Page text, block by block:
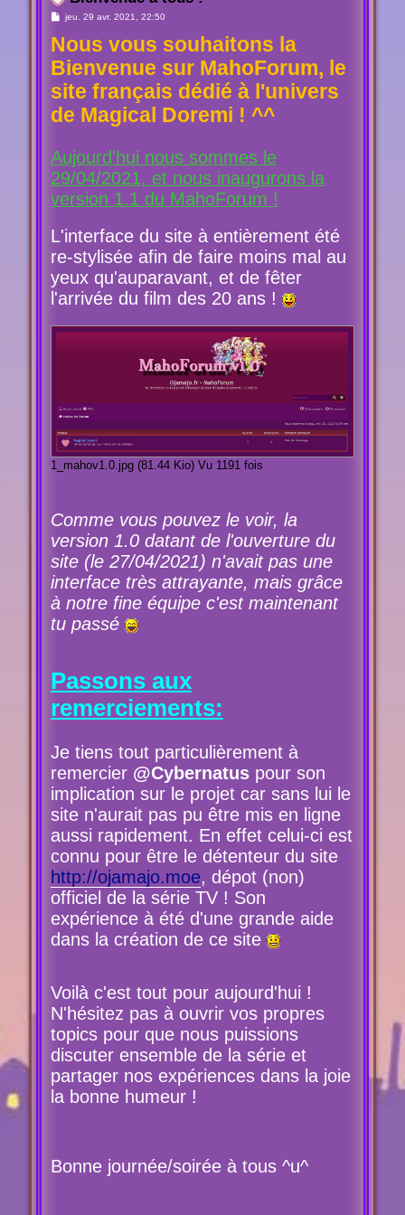
M
s
s
a
g
jeu. 29 avr. 2021, 22:50
Nous vous souhaitons la
Bienvenue sur MahoForum, le
site français dédié à l'univers
de Magical Doremi ! ^^
Aujourd'hui nous sommes le
29/04/2021, et nous inaugurons la
version 1.1 du MahoForum !
L'interface du site à entièrement été
re-stylisée afin de faire moins mal au
yeux qu'auparavant, et de fêter
l'arrivée du film des 20 ans !
1_mahov1.0.jpg (81.44 Kio) Vu 1191 fois
Comme vous pouvez le voir, la
version 1.0 datant de l'ouverture du
site (le 27/04/2021) n'avait pas une
interface très attrayante, mais grâce
à notre fine équipe c'est maintenant
tu passé
Passons aux
remerciements:
Je tiens tout particulièrement à
remercier @Cybernatuspour son
implication sur le projet car sans lui le
site n'aurait pas pu être mis en ligne
aussi rapidement. En effet celui-ci est
connu pour être le détenteur du site
http://ojamajo.moe, dépot (non)
officiel de la série TV ! Son
expérience à été d'une grande aide
dans la création de ce site
Voilà c'est tout pour aujourd'hui !
N'hésitez pas à ouvrir vos propres
topics pour que nous puissions
discuter ensemble de la série et
partager nos expériences dans la joie
la bonne humeur !
Bonne journée/soirée à tous ^u^